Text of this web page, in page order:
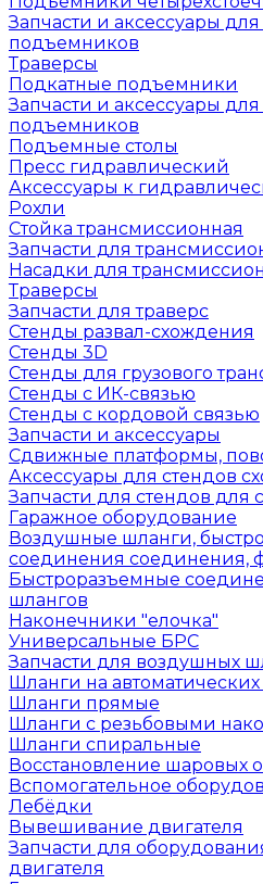
Запчасти и аксессуары
подъемников
Траверсы
Подкатные подъемники
Запчасти и аксессуары
подъемников
Подъемные столы
Пресс гидравлический
Аксессуары к
Рохли
Стойка трансмиссионная
Запчасти для
Насадки для
Траверсы
Запчасти для траверс
Стенды развал-схождения
Стенды 3D
Стенды для грузового
Стенды с ИК-связью
Стенды с кордовой связью
Запчасти и аксессуары
Сдвижные платформы,
Аксессуары для стендов
Запчасти для стендов для
Гаражное оборудование
Воздушные шланги,
соединения соединения,
Быстроразъемные
шлангов
Наконечники "елочка"
Универсальные БРС
Запчасти для воздушных
Шланги на автоматических
Шланги прямые
Шланги с резьбовыми
Шланги спиральные
Восстановление шаровых
Вспомогательное
Лебёдки
Вывешивание двигателя
Запчасти для
двигателя